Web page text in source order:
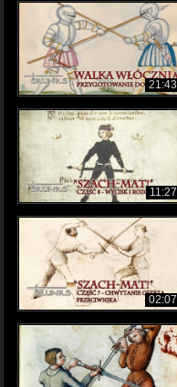
21:43
11:27
02:07